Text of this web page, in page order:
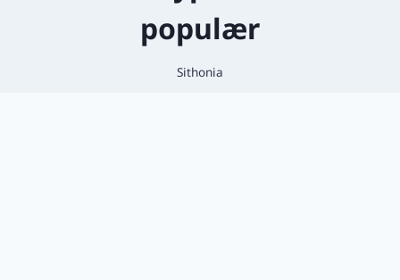
populær
Sithonia